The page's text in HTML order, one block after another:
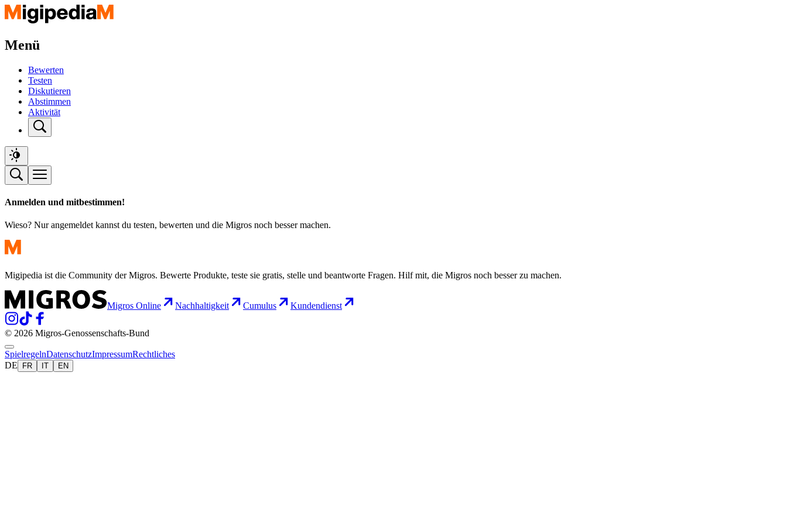
Menü
Bewerten
Testen
Diskutieren
Abstimmen
Aktivität
Anmelden und mitbestimmen!
Wieso? Nur angemeldet kannst du testen, bewerten und die Migros noch besser machen.
Migipedia ist die Community der Migros. Bewerte Produkte, teste sie gratis, stelle und beantworte Fragen. Hilf mit, die Migros noch besser zu machen.
Migros Online Nachhaltigkeit Cumulus Kundendienst
© 2026 Migros-Genossenschafts-Bund
SpielregelnDatenschutzImpressumRechtliches
DE
FR IT EN